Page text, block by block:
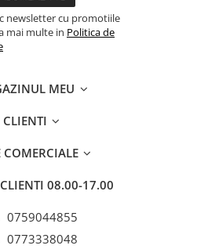
newsletter cu promotiile
mai multe in Politica de
MEU
CLIENTI
COMERCIALE
08.00-17.00
0759044855
0773338048